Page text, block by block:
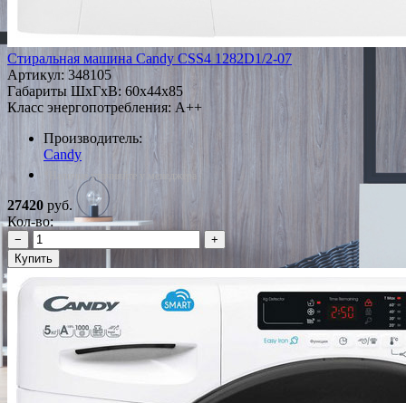
Стиральная машина Candy CSS4 1282D1/2-07
Артикул: 348105
Габариты ШxГxВ: 60x44x85
Класс энергопотребления: A++
Производитель:
Candy
*Наличие уточняйте у менеджера
27420 руб.
Кол-во:
−
+
Купить